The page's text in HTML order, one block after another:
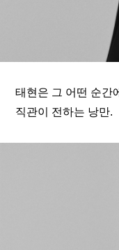
태현은 그 어떤 순간
직관이 전하는 낭만.